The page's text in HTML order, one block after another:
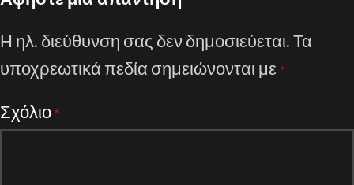
Η ηλ. διεύθυνση σας δεν δημοσιεύεται.Τα
υποχρεωτικά πεδία σημειώνονται με *
Σχόλιο *